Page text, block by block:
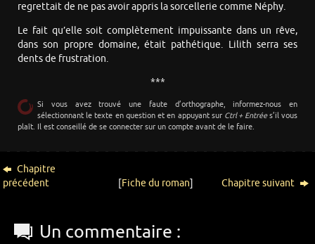
regrettait de ne pas avoir appris la sorcellerie comme Néphy.
Le fait qu’elle soit complètement impuissante dans un rêve,
dans son propre domaine, était pathétique. Lilith serra ses
dents de frustration.
***
Si vous avez trouvé une faute d’orthographe, informez-nous en
sélectionnant le texte en question et en appuyant sur Ctrl + Entrées’il vous
plaît. Il est conseillé de se connecter sur un compte avant de le faire.
Chapitre
précédent
[Fiche du roman] Chapitre suivant
Un commentaire :